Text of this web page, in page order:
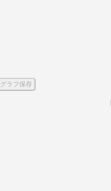
グラフ保存